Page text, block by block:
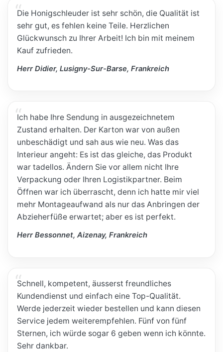
Die Honigschleuder ist sehr schön, die Qualität ist
sehr gut, es fehlen keine Teile. Herzlichen
Glückwunsch zu Ihrer Arbeit! Ich bin mit meinem
Kauf zufrieden.
Herr Didier, Lusigny-Sur-Barse, Frankreich
Ich habe Ihre Sendung in ausgezeichnetem
Zustand erhalten. Der Karton war von außen
unbeschädigt und sah aus wie neu. Was das
Interieur angeht: Es ist das gleiche, das Produkt
war tadellos. Ändern Sie vor allem nicht Ihre
Verpackung oder Ihren Logistikpartner. Beim
Öffnen war ich überrascht, denn ich hatte mir viel
mehr Montageaufwand als nur das Anbringen der
Abzieherfüße erwartet; aber es ist perfekt.
Herr Bessonnet, Aizenay, Frankreich
Schnell, kompetent, äusserst freundliches
Kundendienst und einfach eine Top-Qualität.
Werde jederzeit wieder bestellen und kann diesen
Service jedem weiterempfehlen. Fünf von fünf
Sternen, ich würde sogar 6 geben wenn ich könnte.
Sehr dankbar.